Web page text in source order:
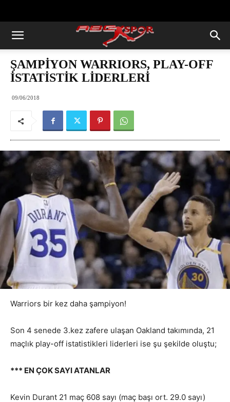
ŞAMPİYON WARRIORS, PLAY-OFF
İSTATİSTİK LİDERLERİ
09/06/2018
Warriors bir kez daha şampiyon!
Son 4 senede 3.kez zafere ulaşan Oakland takımında, 21
maçlık play-off istatistikleri liderleri ise şu şekilde oluştu;
*** EN ÇOK SAYI ATANLAR
Kevin Durant 21 maç 608 sayı (maç başı ort. 29.0 sayı)